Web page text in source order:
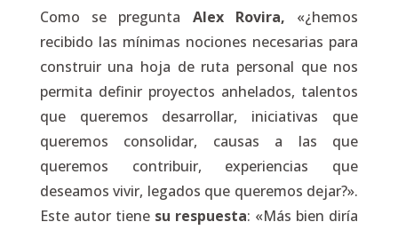
Como se pregunta Alex Rovira, «¿hemos
recibido las mínimas nociones necesarias para
construir una hoja de ruta personal que nos
permita definir proyectos anhelados, talentos
que queremos desarrollar, iniciativas que
queremos consolidar, causas a las que
queremos contribuir, experiencias que
deseamos vivir, legados que queremos dejar?».
Este autor tienesu respuesta: «Más bien diría